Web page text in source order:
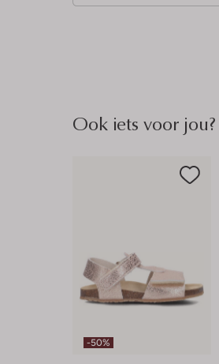
Ook iets voor jou?
-50%